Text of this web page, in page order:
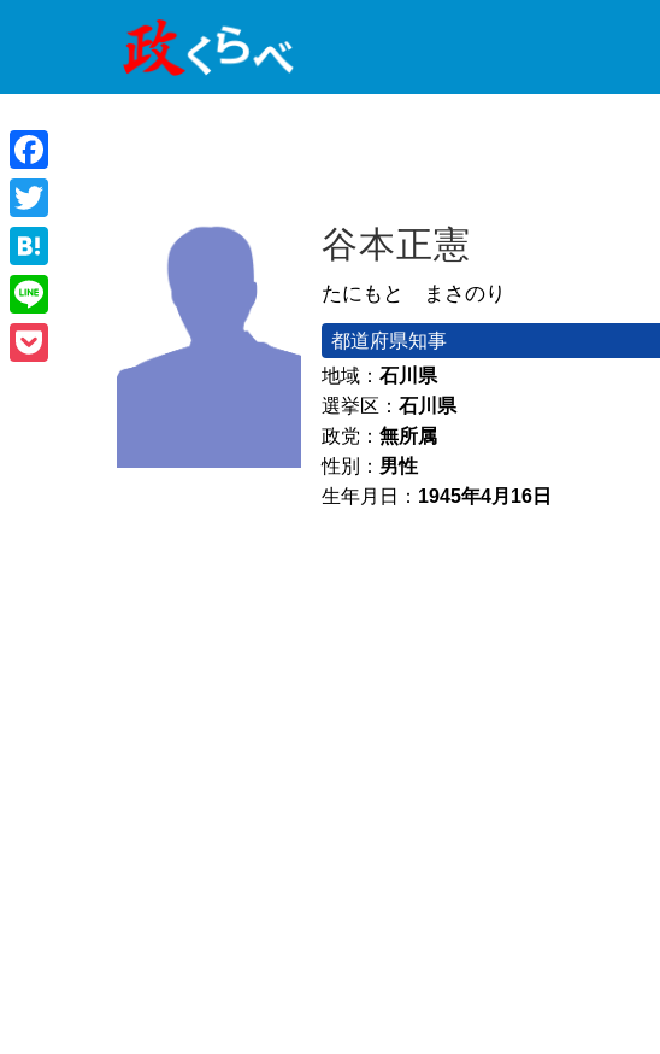
谷本正憲
たにもと まさのり
都道府県知事
地域： 石川県
選挙区： 石川県
政党： 無所属
性別： 男性
生年月日： 1945年4月16日
Facebook
Twitter
Hatena
Line